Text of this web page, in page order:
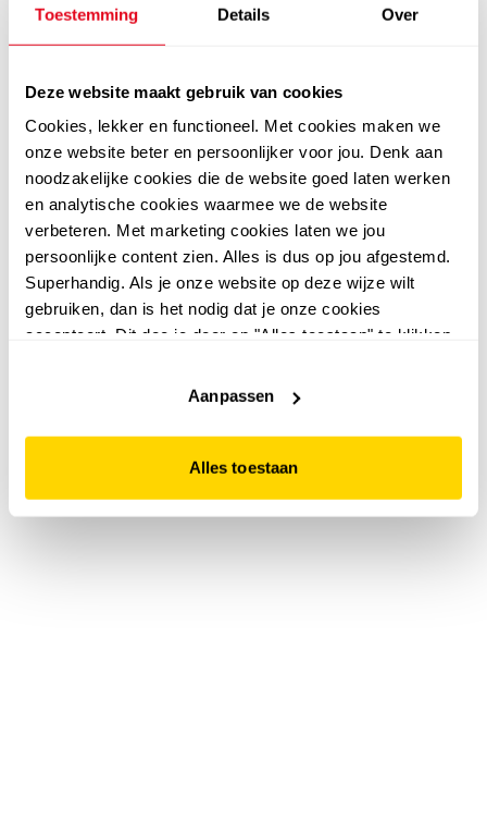
Toestemming Details Over
Deze website maakt gebruik van cookies
Cookies, lekker en functioneel. Met cookies maken we
onze website beter en persoonlijker voor jou. Denk aan
noodzakelijke cookies die de website goed laten werken
en analytische cookies waarmee we de website
verbeteren. Met marketing cookies laten we jou
persoonlijke content zien. Alles is dus op jou afgestemd.
Superhandig. Als je onze website op deze wijze wilt
gebruiken, dan is het nodig dat je onze cookies
accepteert. Dit doe je door op "Alles toestaan" te klikken.
website niet optimaal functioneert.
Aanpassen
Alles toestaan